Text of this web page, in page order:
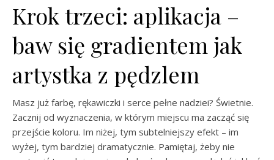
Krok trzeci: aplikacja –
baw się gradientem jak
artystka z pędzlem
Masz już farbę, rękawiczki i serce pełne nadziei? Świetnie.
Zacznij od wyznaczenia, w którym miejscu ma zacząć się
przejście koloru. Im niżej, tym subtelniejszy efekt – im
wyżej, tym bardziej dramatycznie. Pamiętaj, żeby nie